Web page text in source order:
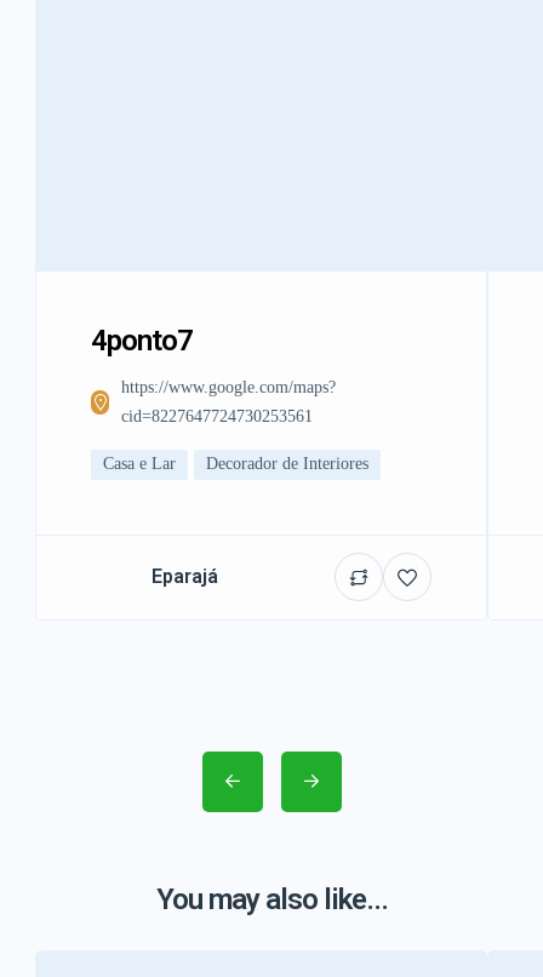
4ponto7
https://www.google.com/maps?
cid=8227647724730253561
Casa e Lar Decorador de Interiores
Eparajá
You may also like...